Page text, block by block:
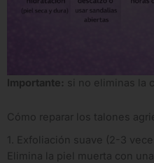
Importante: si no eliminas la
Cómo reparar los talones
1. Exfoliación suave (2-3
Elimina la piel muerta con